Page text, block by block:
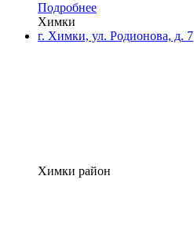
Подробнее
Химки
г. Химки, ул. Родионова, д. 7
Химки район